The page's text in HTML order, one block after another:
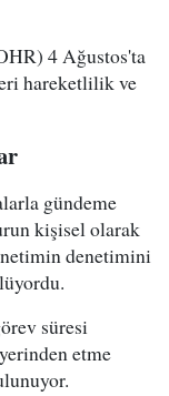
4 Ağustos'ta
hareketlilik ve
gündeme
kişisel olarak
denetimini
süresi
etme